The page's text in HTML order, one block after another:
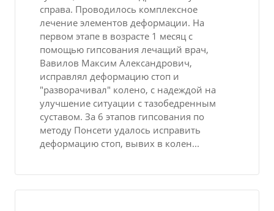
справа. Проводилось комплексное
лечение элементов деформации. На
первом этапе в возрасте 1 месяц с
помощью гипсования лечащий врач,
Вавилов Максим Александрович,
исправлял деформацию стоп и
"разворачивал" колено, с надеждой на
улучшение ситуации с тазобедренным
суставом. За 6 этапов гипсования по
методу Понсети удалось исправить
деформацию стоп, вывих в колен...